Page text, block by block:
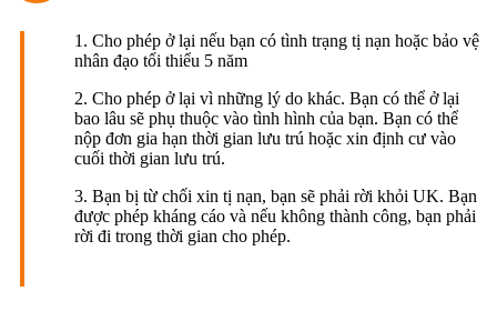
1. Cho phép ở lại nếu bạn có tình trạng tị nạn hoặc bảo vệ
nhân đạo tối thiểu 5 năm
2. Cho phép ở lại vì những lý do khác. Bạn có thể ở lại
bao lâu sẽ phụ thuộc vào tình hình của bạn. Bạn có thể
nộp đơn gia hạn thời gian lưu trú hoặc xin định cư vào
cuối thời gian lưu trú.
3. Bạn bị từ chối xin tị nạn, bạn sẽ phải rời khỏi UK. Bạn
được phép kháng cáo và nếu không thành công, bạn phải
rời đi trong thời gian cho phép.